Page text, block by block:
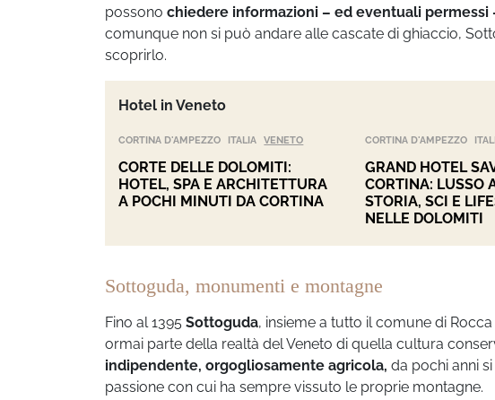
possono chiedere informazioni – ed eventuali
comunque non si può andare alle cascate di ghiaccio,
scoprirlo.
Hotel in Veneto
CORTINA D'AMPEZZO ITALIA VENETO
CORTE DELLE DOLOMITI:
HOTEL, SPA E ARCHITETTURA
A POCHI MINUTI DA CORTINA
CORTINA D'AMPEZZO
GRAND HOTEL
CORTINA: LUSSO
STORIA, SCI E
NELLE DOLOMITI
Sottoguda, monumenti e montagne
Fino al 1395 Sottoguda, insieme a tutto il comune di
ormai parte della realtà del Veneto di quella cultura
indipendente, orgogliosamente agricola, da pochi anni
passione con cui ha sempre vissuto le proprie montagne.